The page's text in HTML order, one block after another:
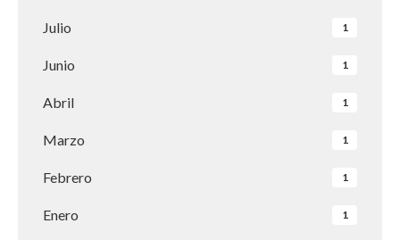
Julio 1
Junio 1
Abril 1
Marzo 1
Febrero 1
Enero 1